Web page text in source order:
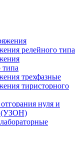
релейного типа
типа
трехфазные
тиристорного
нуля и
(УЗОН)